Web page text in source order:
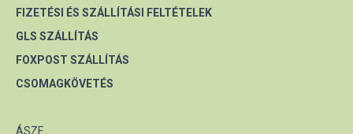
FIZETÉSI ÉS SZÁLLÍTÁSI FELTÉTELEK
GLS SZÁLLÍTÁS
FOXPOST SZÁLLÍTÁS
CSOMAGKÖVETÉS
ÁSZF